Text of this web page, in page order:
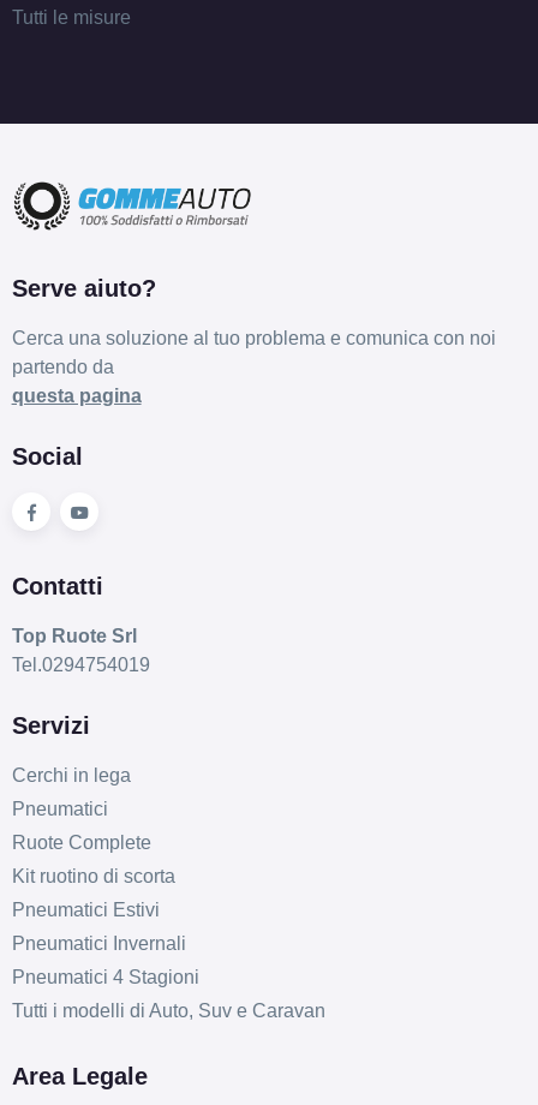
Tutti le misure
Serve aiuto?
Cerca una soluzione al tuo problema e comunica con noi
partendo da
questa pagina
Social
Contatti
Top Ruote Srl
Tel.0294754019
Servizi
Cerchi in lega
Pneumatici
Ruote Complete
Kit ruotino di scorta
Pneumatici Estivi
Pneumatici Invernali
Pneumatici 4 Stagioni
Tutti i modelli di Auto, Suv e Caravan
Area Legale